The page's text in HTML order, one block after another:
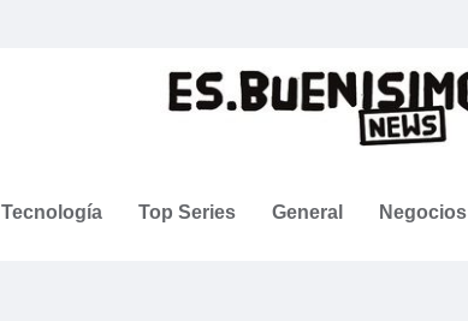
Tecnología Top Series General Negocios